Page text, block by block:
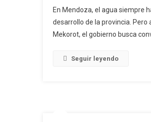
En Mendoza, el agua siempre
desarrollo de la provincia.
Mekorot, el gobierno busca
Seguir leyendo